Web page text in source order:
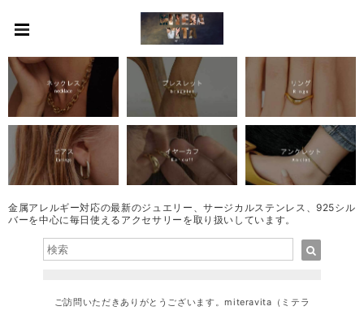
金属アレルギー対応の最新のジュエリー、サージカルステンレス、925シル
バーを中心に毎日使えるアクセサリーを取り扱いしています。
ご訪問いただきありがとうございます。miteravita（ミテラ